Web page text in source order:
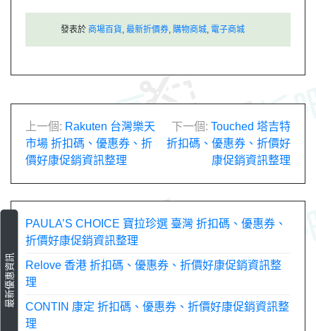
發表於 商場百貨 最新折價券 購物商城 電子商城
文
章
導
上一個: Rakuten 台灣樂天
市場 折扣碼、優惠券、折
價好康促銷資訊整理
下一個: Touched 塔吉特
折扣碼、優惠券、折價好
康促銷資訊整理
最新優惠資訊
PAULA’S CHOICE 寶拉珍選 臺灣 折扣碼、優惠券、
折價好康促銷資訊整理
Relove 香港 折扣碼、優惠券、折價好康促銷資訊整
理
CONTIN 康定 折扣碼、優惠券、折價好康促銷資訊整
理